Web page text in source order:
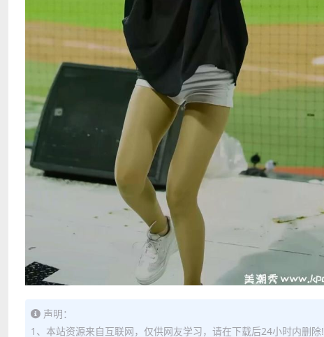
声明：
1、本站资源来自互联网，仅供网友学习，请在下载后24小时内删除!